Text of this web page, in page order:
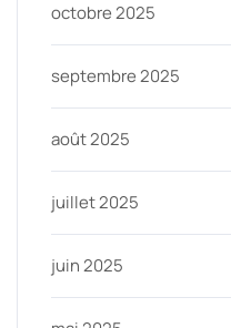
octobre 2025
septembre 2025
août 2025
juillet 2025
juin 2025